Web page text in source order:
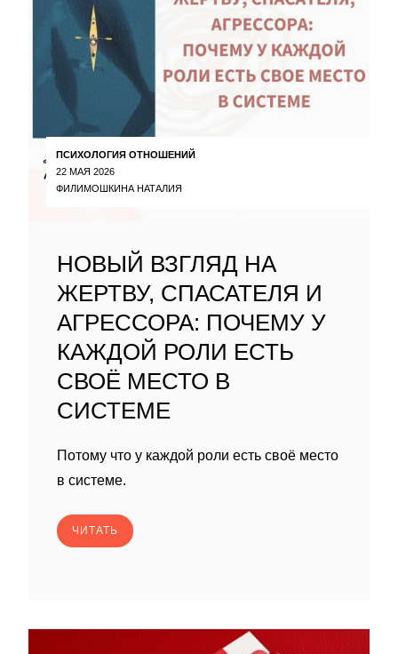
ПСИХОЛОГИЯ ОТНОШЕНИЙ
22 МАЯ 2026
ФИЛИМОШКИНА НАТАЛИЯ
НОВЫЙ ВЗГЛЯД НА
ЖЕРТВУ, СПАСАТЕЛЯ И
АГРЕССОРА: ПОЧЕМУ У
КАЖДОЙ РОЛИ ЕСТЬ
СВОЁ МЕСТО В
СИСТЕМЕ
Потому что у каждой роли есть своё место
в системе.
ЧИТАТЬ